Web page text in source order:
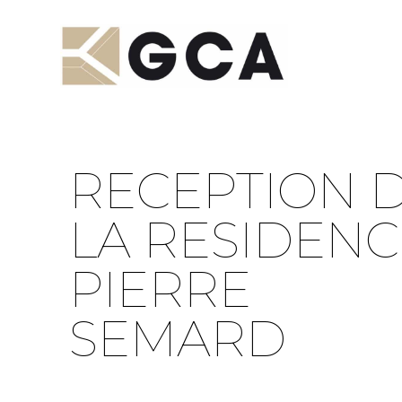
RECEPTION
LA
PIERRE
SEMARD